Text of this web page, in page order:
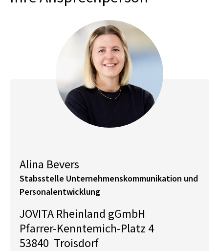
Alina Bevers
Stabsstelle Unternehmenskommunikation und
Personalentwicklung
JOVITA Rheinland gGmbH
Pfarrer-Kenntemich-Platz 4
53840 Troisdorf